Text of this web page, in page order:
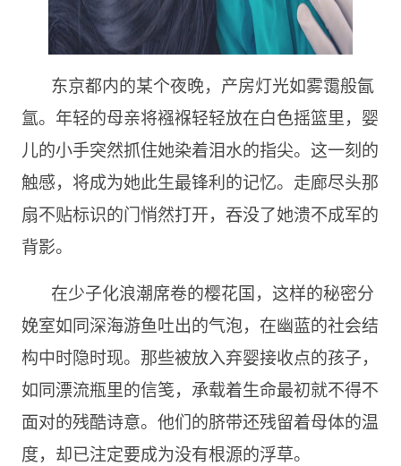
东京都内的某个夜晚，产房灯光如雾霭般氤
氲。年轻的母亲将襁褓轻轻放在白色摇篮里，婴
儿的小手突然抓住她染着泪水的指尖。这一刻的
触感，将成为她此生最锋利的记忆。走廊尽头那
扇不贴标识的门悄然打开，吞没了她溃不成军的
背影。
在少子化浪潮席卷的樱花国，这样的秘密分
娩室如同深海游鱼吐出的气泡，在幽蓝的社会结
构中时隐时现。那些被放入弃婴接收点的孩子，
如同漂流瓶里的信笺，承载着生命最初就不得不
面对的残酷诗意。他们的脐带还残留着母体的温
度，却已注定要成为没有根源的浮草。